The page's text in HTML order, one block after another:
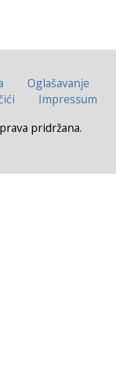
Oglašavanje
Impressum
pridržana.